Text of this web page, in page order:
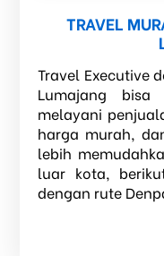
TRAVEL
Travel Executive
Lumajang
melayani
harga murah,
lebih
luar kota,
dengan rute